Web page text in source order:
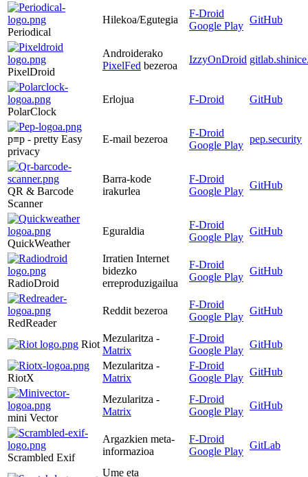
Periodical
Hilekoa/Egutegia
F-Droid
Google Play
GitHub
PixelDroid
Androiderako
PixelFed bezeroa
IzzyOnDroid
PolarClock
Erlojua F-Droid GitHub
p≡p - pretty Easy
privacy
E-mail bezeroa
F-Droid
Google Play
pep.security
QR & Barcode
Scanner
Barra-kode
irakurlea
F-Droid
Google Play
GitHub
QuickWeather
Eguraldia
F-Droid
Google Play
GitHub
RadioDroid
Irratien Internet
bidezko
erreproduzigailua
F-Droid
Google Play
GitHub
RedReader
Reddit bezeroa
F-Droid
Google Play
GitHub
Riot
Mezularitza -
Matrix
F-Droid
Google Play
GitHub
RiotX
Mezularitza -
Matrix
F-Droid
Google Play
GitHub
mini Vector
Mezularitza -
Matrix
F-Droid
Google Play
GitHub
Scrambled Exif
Argazkien meta-
informazioa
F-Droid
Google Play
GitLab
Ume eta